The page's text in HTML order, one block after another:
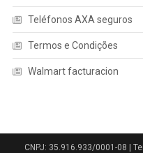
Teléfonos AXA seguros
Termos e Condições
Walmart facturacion
CNPJ: 35.916.933/0001-08